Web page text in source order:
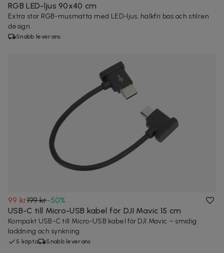
RGB LED-ljus 90x40 cm
Extra stor RGB-musmatta med LED-ljus, halkfri bas och stilren
design.
Snabb leverans
99 kr199 kr-50%
USB-C till Micro-USB kabel för DJI Mavic 15 cm
Kompakt USB-C till Micro-USB kabel för DJI Mavic – smidig
laddning och synkning
5 köpta Snabb leverans